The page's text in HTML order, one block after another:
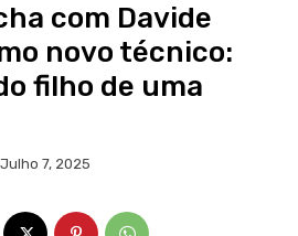
com Davide
novo técnico:
filho de uma
Julho 7, 2025